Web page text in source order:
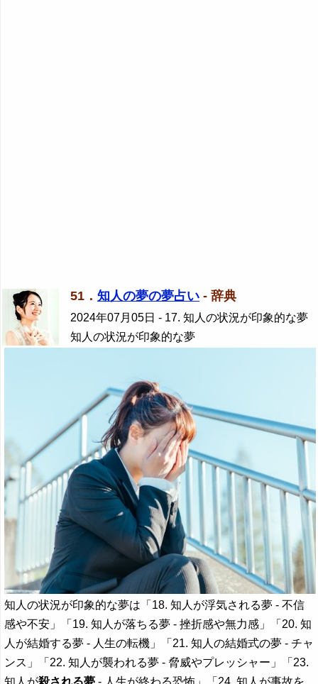
51． 知人の夢の夢占い - 辞典
2024年07月05日 - 17. 知人の状況が印象的な夢
知人の状況が印象的な夢
知人の状況が印象的な夢は「18. 知人が浮気される夢 - 不信
感や不安」「19. 知人が落ちる夢 - 挫折感や無力感」「20. 知
人が結婚する夢 - 人生の転機」「21. 知人の結婚式の夢 - チャ
ンス」「22. 知人が襲われる夢 - 脅威やプレッシャー」「23.